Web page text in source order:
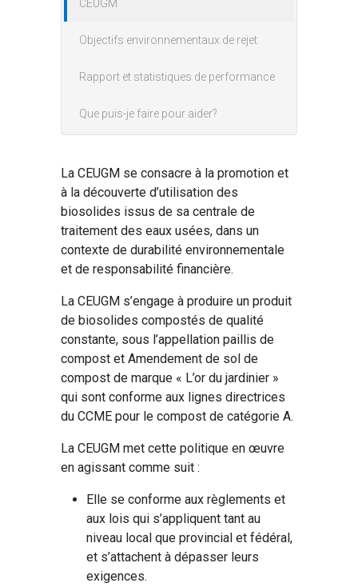
La CEUGM se consacre à la promotion et
à la découverte d’utilisation des
biosolides issus de sa centrale de
traitement des eaux usées, dans un
contexte de durabilité environnementale
et de responsabilité financière.
La CEUGM s’engage à produire un produit
de biosolides compostés de qualité
constante, sous l’appellation paillis de
compost et Amendement de sol de
compost de marque « L’or du jardinier »
qui sont conforme aux lignes directrices
du CCME pour le compost de catégorie A.
La CEUGM met cette politique en œuvre
en agissant comme suit :
Elle se conforme aux règlements et
aux lois qui s’appliquent tant au
niveau local que provincial et fédéral,
et s’attachent à dépasser leurs
exigences.
CEUGM
Objectifs environnementaux de rejet
Rapport et statistiques de performance
Que puis-je faire pour aider?